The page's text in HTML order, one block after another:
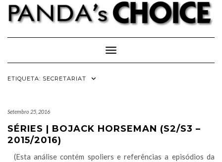
Skip
content
Toggle Navigation
ETIQUETA: SECRETARIAT
Setembro 25, 2016
SÉRIES | BOJACK HORSEMAN (S2/S3 –
2015/2016)
(Esta análise contém spoliers e referências a episódios da